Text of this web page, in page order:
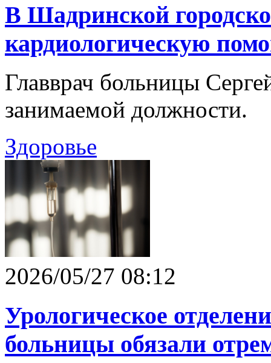
В Шадринской
кардиологическую
Главврач больницы
занимаемой должности.
Здоровье
2026/05/27 08:12
Урологическое
больницы обязали